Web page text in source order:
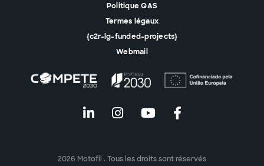
Politique QAS
Termes légaux
{c2r-lg-funded-projects}
Webmail
2026 Motofil . Tous les droits sont réservés